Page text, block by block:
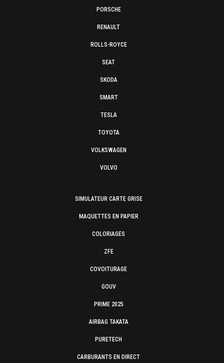
PORSCHE
RENAULT
ROLLS-ROYCE
SEAT
SKODA
SMART
TESLA
TOYOTA
VOLKSWAGEN
VOLVO
SIMULATEUR CARTE GRISE
MAQUETTES EN PAPIER
COLORIAGES
ZFE
COVOITURAGE
GOUV
PRIME 2025
AIRBAG TAKATA
PURETECH
CARBURANTS EN DIRECT